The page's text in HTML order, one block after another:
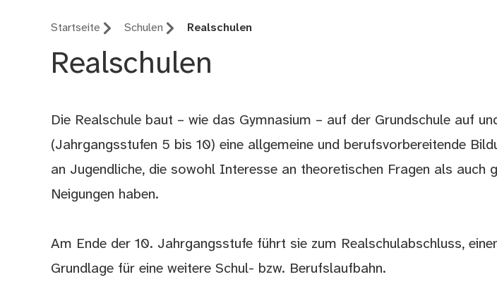
Startseite Schulen Realschulen
Realschulen
Die Realschule baut – wie das Gymnasium – auf der Grundschule auf
(Jahrgangsstufen 5 bis 10) eine allgemeine und berufsvorbereitende
an Jugendliche, die sowohl Interesse an theoretischen Fragen als auch
Neigungen haben.
Am Ende der 10. Jahrgangsstufe führt sie zum Realschulabschluss,
Grundlage für eine weitere Schul- bzw. Berufslaufbahn.